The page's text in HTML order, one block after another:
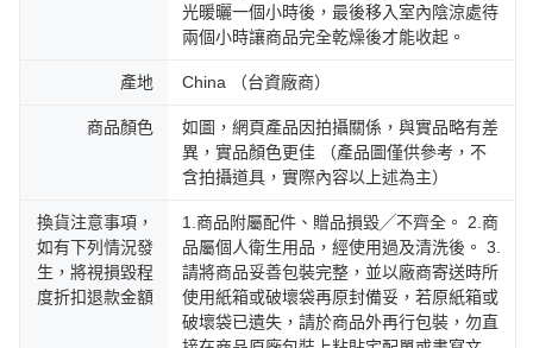
光暖曬一個小時後，最後移入室內陰涼處待
兩個小時讓商品完全乾燥後才能收起。
產地 China （台資廠商）
商品顏色
如圖，網頁產品因拍攝關係，與實品略有差
異，實品顏色更佳 （產品圖僅供參考，不
含拍攝道具，實際內容以上述為主）
換貨注意事項，
如有下列情況發
生，將視損毀程
度折扣退款金額
1.商品附屬配件、贈品損毀╱不齊全。 2.商
品屬個人衛生用品，經使用過及清洗後。 3.
請將商品妥善包裝完整，並以廠商寄送時所
使用紙箱或破壞袋再原封備妥，若原紙箱或
破壞袋已遺失，請於商品外再行包裝，勿直